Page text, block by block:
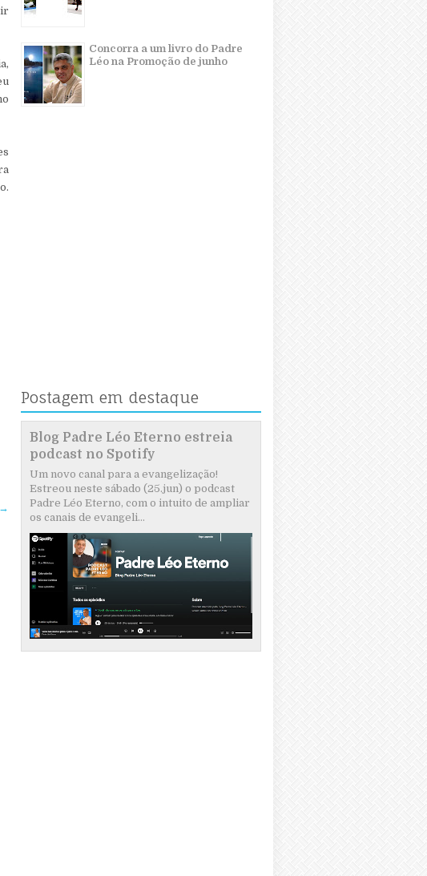
Concorra a um livro do Padre
Léo na Promoção de junho
Postagem em destaque
Blog Padre Léo Eterno estreia
podcast no Spotify
Um novo canal para a evangelização!
Estreou neste sábado (25.jun) o podcast
Padre Léo Eterno, com o intuito de ampliar
os canais de evangeli...